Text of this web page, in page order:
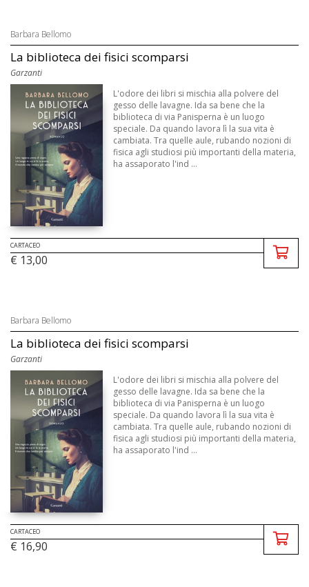
Barbara Bellomo
La biblioteca dei fisici scomparsi
Garzanti
L'odore dei libri si mischia alla polvere del
gesso delle lavagne. Ida sa bene che la
biblioteca di via Panisperna è un luogo
speciale. Da quando lavora lì la sua vita è
cambiata. Tra quelle aule, rubando nozioni di
fisica agli studiosi più importanti della materia,
ha assaporato l'ind ...
CARTACEO
€ 13,00
Barbara Bellomo
La biblioteca dei fisici scomparsi
Garzanti
L'odore dei libri si mischia alla polvere del
gesso delle lavagne. Ida sa bene che la
biblioteca di via Panisperna è un luogo
speciale. Da quando lavora lì la sua vita è
cambiata. Tra quelle aule, rubando nozioni di
fisica agli studiosi più importanti della materia,
ha assaporato l'ind ...
CARTACEO
€ 16,90